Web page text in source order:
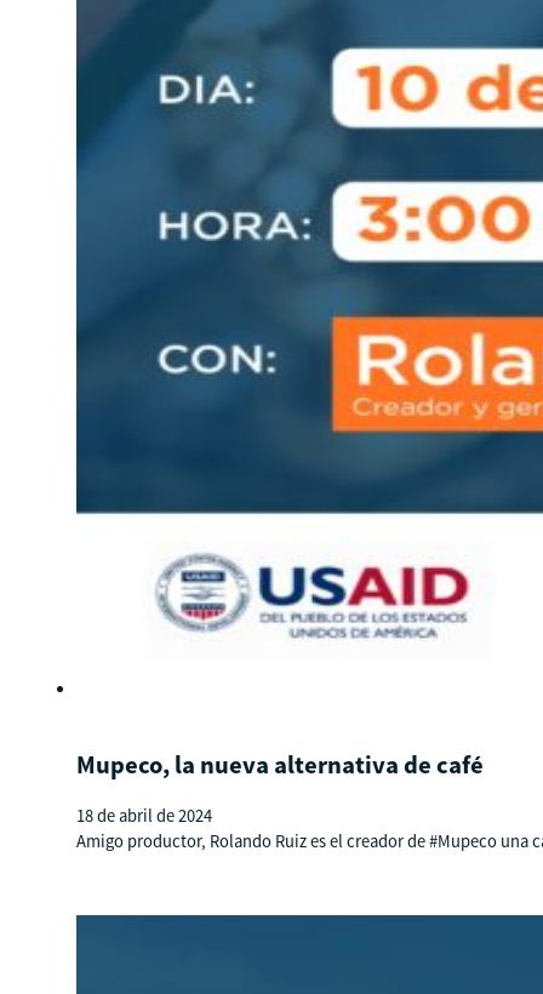
Mupeco, la nueva alternativa de café
18 de abril de 2024
Amigo productor, Rolando Ruiz es el creador de #Mupeco